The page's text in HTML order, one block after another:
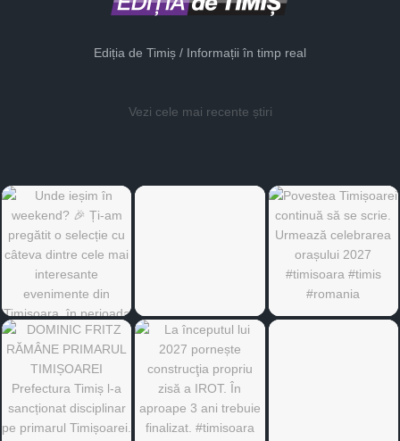
Ediția de Timiș / Informații în timp real
Vezi cele mai recente știri